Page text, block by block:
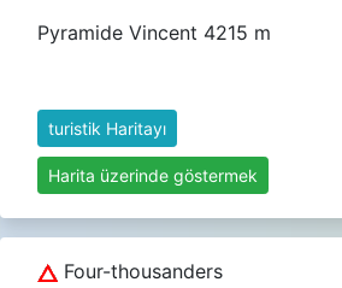
Pyramide Vincent 4215 m
turistik Haritayı
Harita üzerinde göstermek
Four-thousanders